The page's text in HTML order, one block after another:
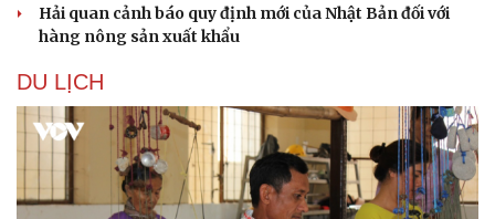
Ăn sạch sống khỏe
Hải quan cảnh báo quy định mới của Nhật Bản đối với
hàng nông sản xuất khẩu
DU LỊCH